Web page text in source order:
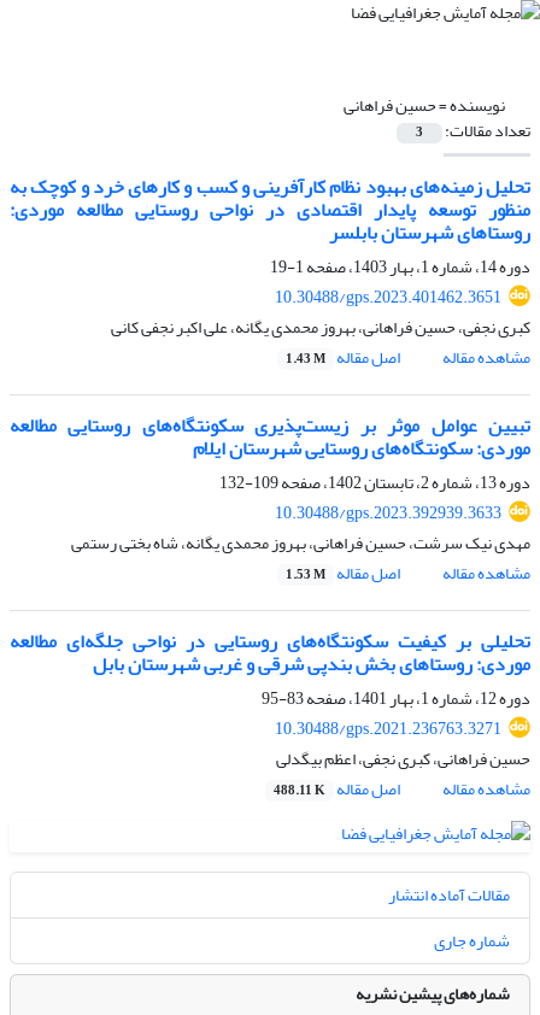
نویسنده =حسین فراهانی
تعداد مقالات: 3
تحلیل زمینه‌های بهبود نظام کارآفرینی و کسب و کارهای خرد و کوچک به
منظور توسعه پایدار اقتصادی در نواحی روستایی مطالعه موردی:
روستاهای شهرستان بابلسر
دوره 14، شماره 1، بهار 1403، صفحه
1-19
10.30488/gps.2023.401462.3651
کبری نجفی، حسین فراهانی، بهروز محمدی یگانه، علی اکبر نجفی کانی
مشاهده مقاله
اصل مقاله 1.43 M
تبیین عوامل موثر بر زیست‌پذیری سکونتگاه‌های روستایی مطالعه
موردی: سکونتگاه‌های روستایی شهرستان ایلام
دوره 13، شماره 2، تابستان 1402، صفحه
109-132
10.30488/gps.2023.392939.3633
مهدی نیک سرشت، حسین فراهانی، بهروز محمدی یگانه، شاه بختی رستمی
مشاهده مقاله
اصل مقاله 1.53 M
تحلیلی بر کیفیت سکونتگاه‌های روستایی در نواحی جلگه‌ای مطالعه
موردی: روستاهای بخش بندپی شرقی و غربی شهرستان بابل
دوره 12، شماره 1، بهار 1401، صفحه
83-95
10.30488/gps.2021.236763.3271
حسین فراهانی، کبری نجفی، اعظم بیگدلی
مشاهده مقاله
اصل مقاله 488.11 K
مقالات آماده انتشار
شماره جاری
شماره‌های پیشین نشریه